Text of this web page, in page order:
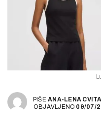
PIŠEANA-LENA
OBJAVLJENO 09/07/